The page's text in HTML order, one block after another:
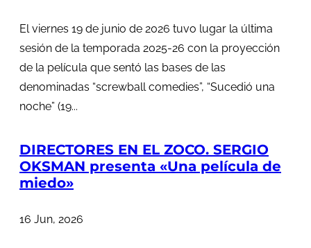
El viernes 19 de junio de 2026 tuvo lugar la última
sesión de la temporada 2025-26 con la proyección
de la película que sentó las bases de las
denominadas “screwball comedies”, “Sucedió una
noche” (19...
DIRECTORES EN EL ZOCO. SERGIO
OKSMAN presenta «Una película de
miedo»
16 Jun, 2026